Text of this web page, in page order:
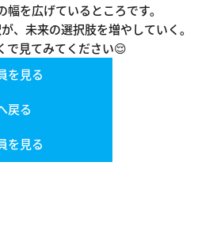
を広げているところです。
、未来の選択肢を増やしていく。
で見てみてください😌
を見る
戻る
を見る